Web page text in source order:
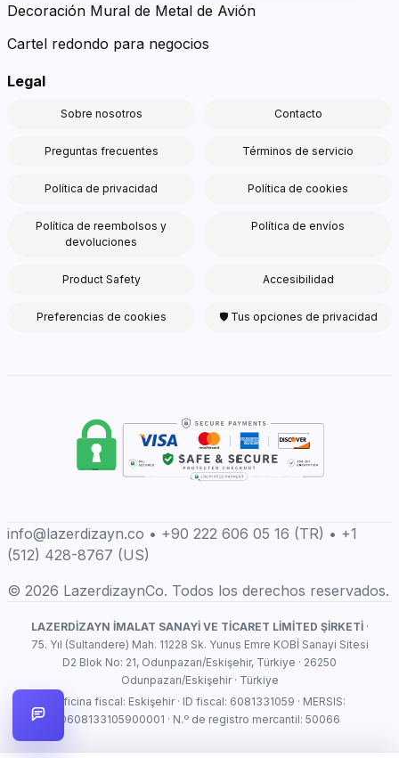
Decoración Mural de Metal de Avión
Cartel redondo para negocios
Legal
Sobre nosotros Contacto
Preguntas frecuentes Términos de servicio
Política de privacidad Política de cookies
Política de reembolsos y
devoluciones
Política de envíos
Product Safety Accesibilidad
Preferencias de cookies 🛡 Tus opciones de privacidad
info@lazerdizayn.co • +90 222 606 05 16 (TR) • +1
(512) 428-8767 (US)
© 2026 LazerdizaynCo. Todos los derechos reservados.
LAZERDİZAYN İMALAT SANAYİ VE TİCARET LİMİTED ŞİRKETİ·
75. Yıl (Sultandere) Mah. 11228 Sk. Yunus Emre KOBİ Sanayi Sitesi
D2 Blok No: 21, Odunpazarı/Eskişehir, Türkiye · 26250
Odunpazarı/Eskişehir · Türkiye
Oficina fiscal: Eskişehir · ID fiscal: 6081331059 · MERSIS:
0608133105900001 · N.º de registro mercantil: 50066